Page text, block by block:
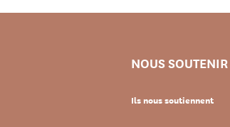
NOUS SOUTENIR
Ils nous soutiennent